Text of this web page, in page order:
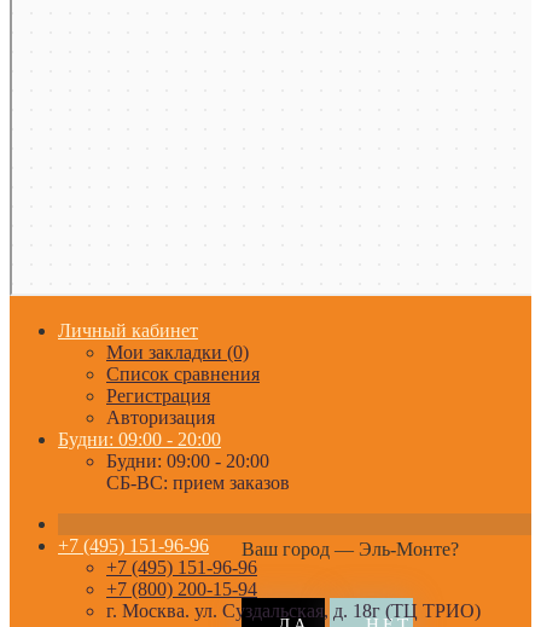
Личный кабинет
Мои закладки (0)
Список сравнения
Регистрация
Авторизация
Будни: 09:00 - 20:00
Будни: 09:00 - 20:00
СБ-ВС: прием заказов
Ваш город — Эль-Монте?
+7 (495) 151-96-96
+7 (495) 151-96-96
+7 (800) 200-15-94
г. Москва. ул. Суздальская, д. 18г (ТЦ ТРИО)